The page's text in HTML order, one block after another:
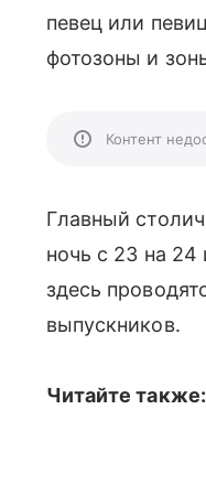
певец или
фотозоны и
Контент
Главный
ночь с 23 на
здесь
выпускников.
Читайте также: